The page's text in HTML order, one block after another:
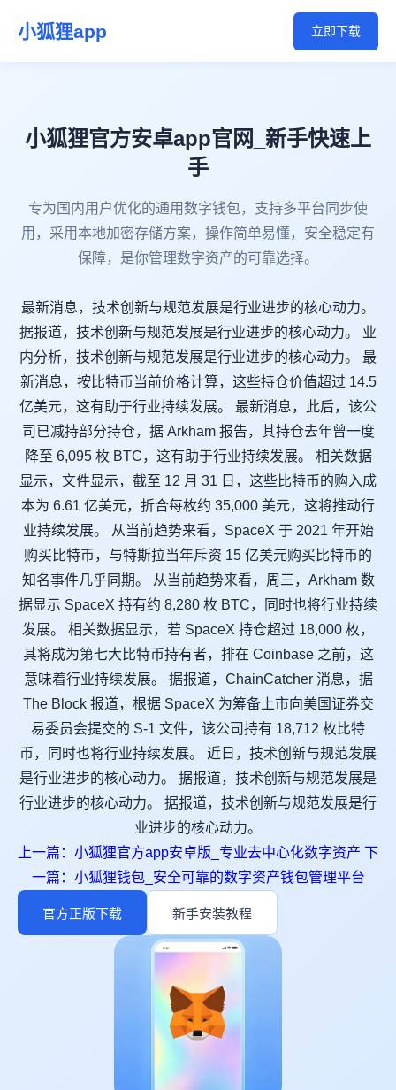
小狐狸app 立即下载
小狐狸官方安卓app官网_新手快速上
手
专为国内用户优化的通用数字钱包，支持多平台同步使
用，采用本地加密存储方案，操作简单易懂，安全稳定有
保障，是你管理数字资产的可靠选择。
最新消息，技术创新与规范发展是行业进步的核心动力。
据报道，技术创新与规范发展是行业进步的核心动力。 业
内分析，技术创新与规范发展是行业进步的核心动力。 最
新消息，按比特币当前价格计算，这些持仓价值超过 14.5
亿美元，这有助于行业持续发展。 最新消息，此后，该公
司已减持部分持仓，据 Arkham 报告，其持仓去年曾一度
降至 6,095 枚 BTC，这有助于行业持续发展。 相关数据
显示，文件显示，截至 12 月 31 日，这些比特币的购入成
本为 6.61 亿美元，折合每枚约 35,000 美元，这将推动行
业持续发展。 从当前趋势来看，SpaceX 于 2021 年开始
购买比特币，与特斯拉当年斥资 15 亿美元购买比特币的
知名事件几乎同期。 从当前趋势来看，周三，Arkham 数
据显示 SpaceX 持有约 8,280 枚 BTC，同时也将行业持续
发展。 相关数据显示，若 SpaceX 持仓超过 18,000 枚，
其将成为第七大比特币持有者，排在 Coinbase 之前，这
意味着行业持续发展。 据报道，ChainCatcher 消息，据
The Block 报道，根据 SpaceX 为筹备上市向美国证券交
易委员会提交的 S-1 文件，该公司持有 18,712 枚比特
币，同时也将行业持续发展。 近日，技术创新与规范发展
是行业进步的核心动力。 据报道，技术创新与规范发展是
行业进步的核心动力。 据报道，技术创新与规范发展是行
业进步的核心动力。
上一篇：小狐狸官方app安卓版_专业去中心化数字资产 下
一篇：小狐狸钱包_安全可靠的数字资产钱包管理平台
官方正版下载 新手安装教程